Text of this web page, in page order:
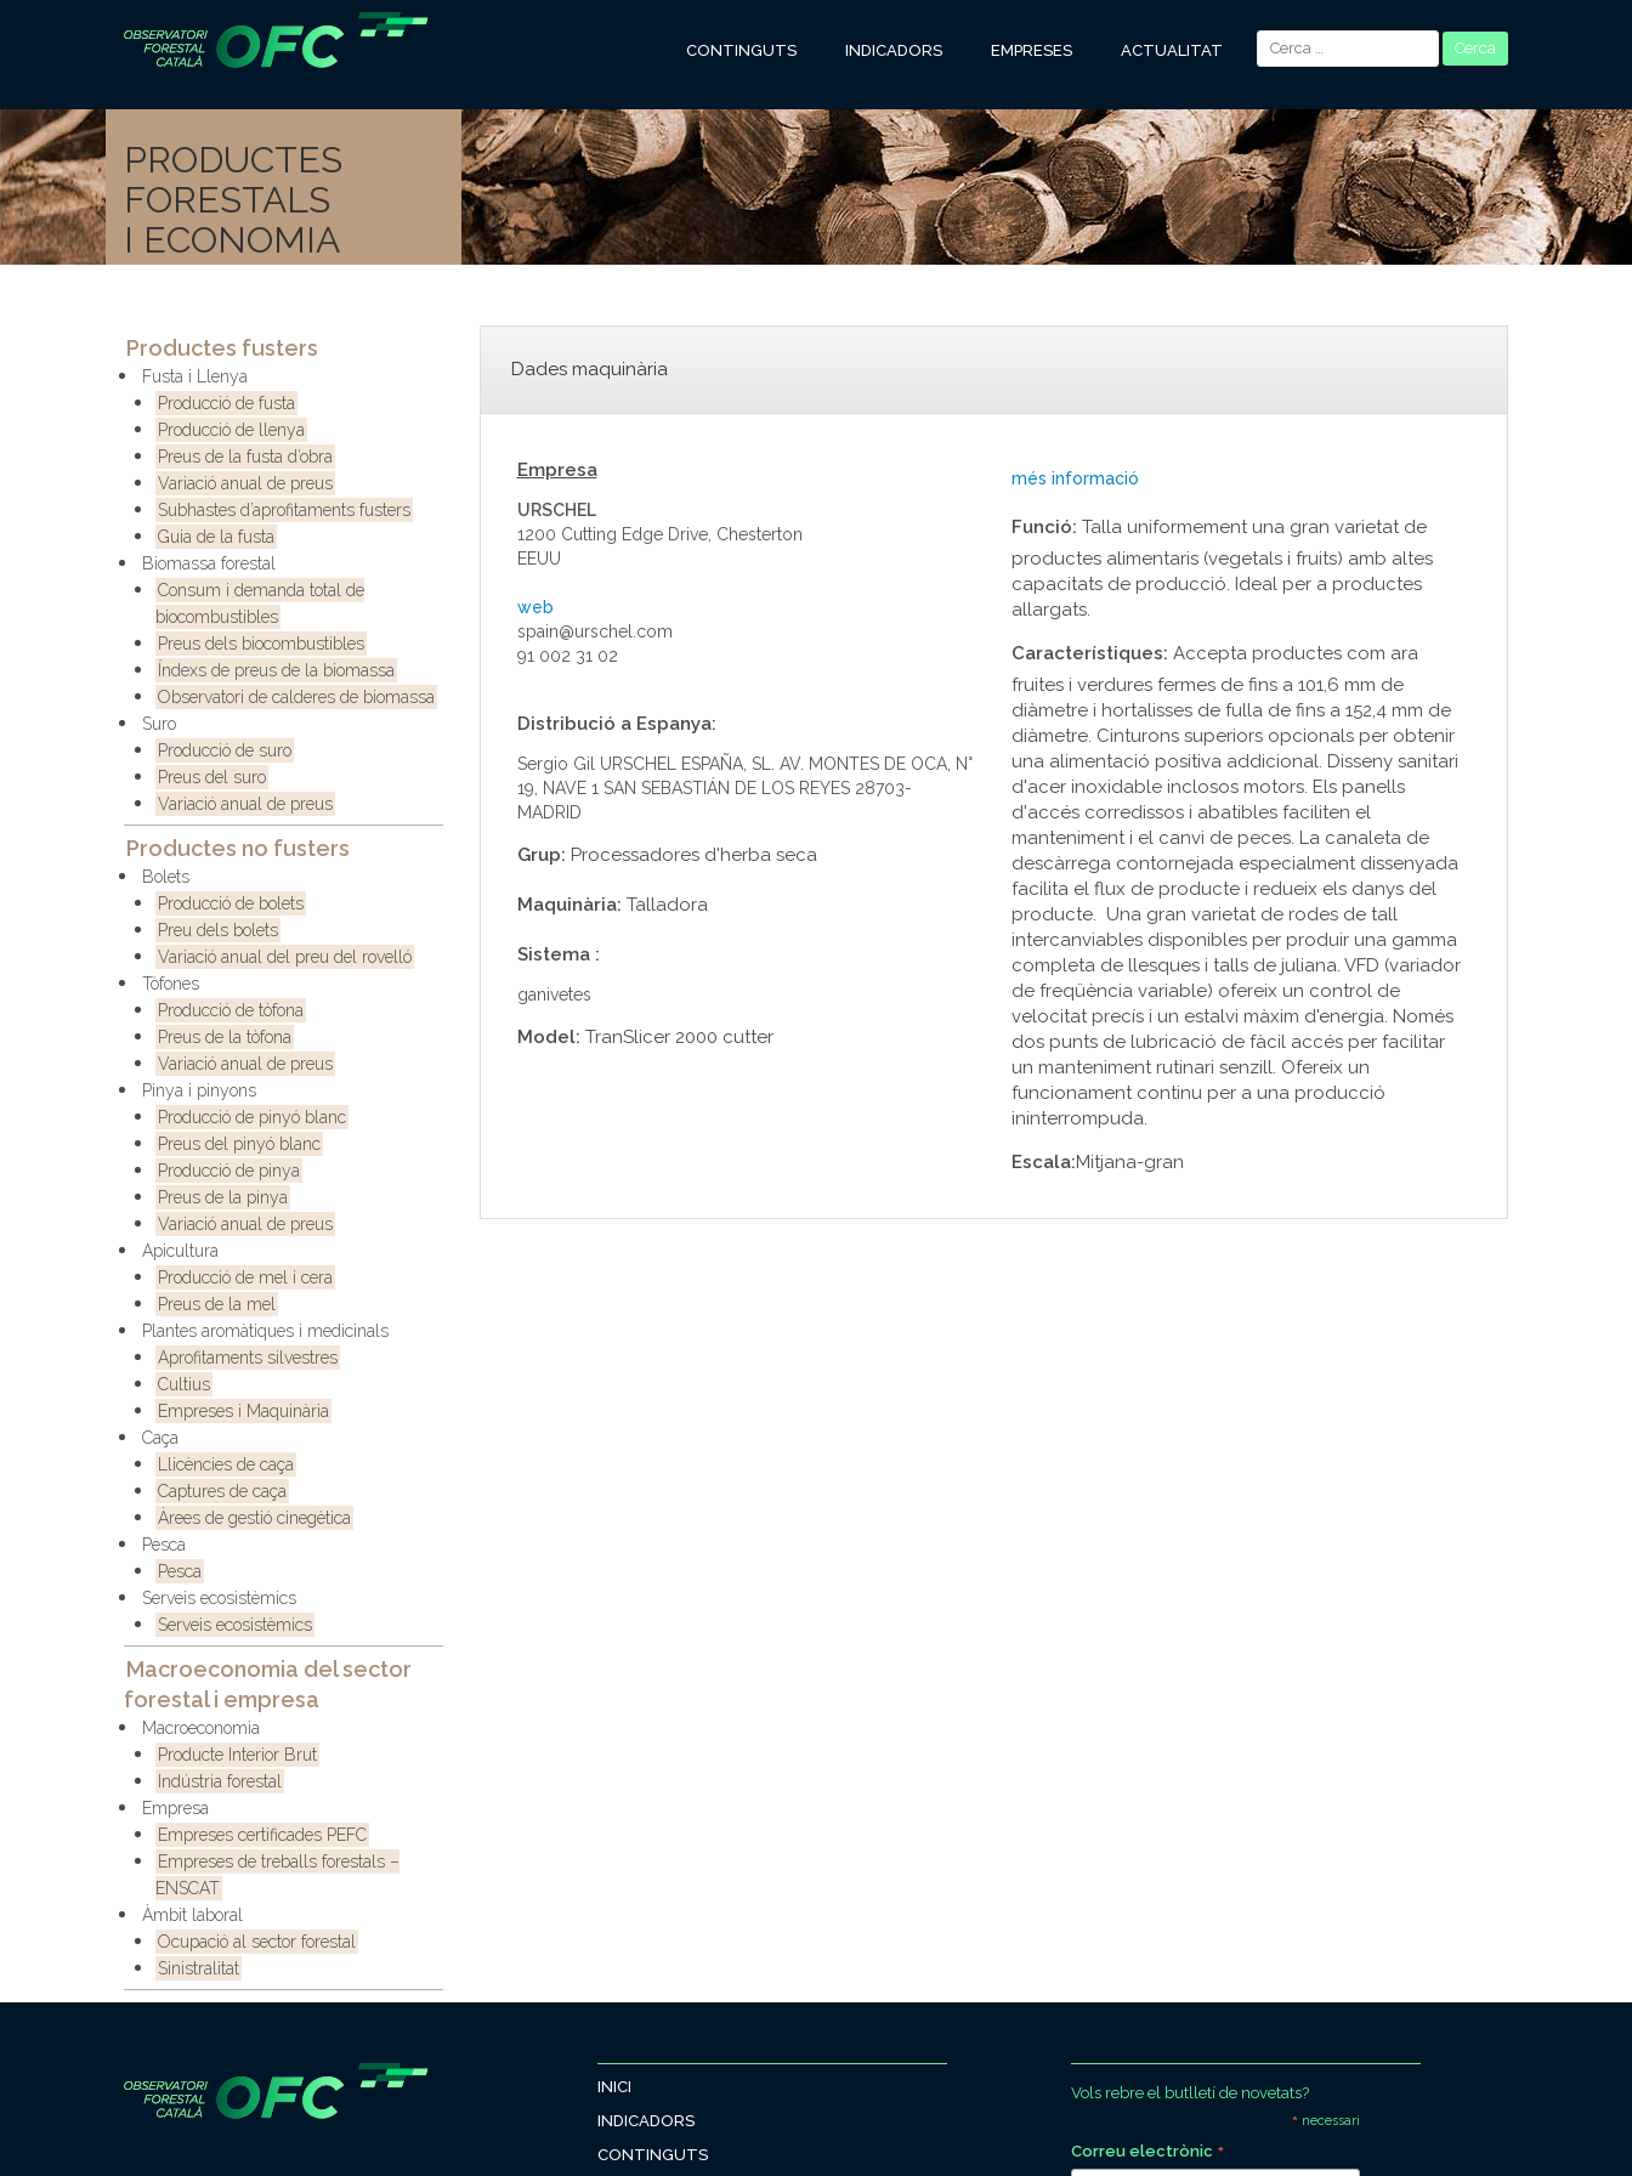
CONTINGUTS INDICADORS EMPRESES ACTUALITAT
PRODUCTES
FORESTALS
I ECONOMIA
Productes fusters
Fusta i Llenya
Producció de fusta
Producció de llenya
Preus de la fusta d’obra
Variació anual de preus
Subhastes d’aprofitaments fusters
Guia de la fusta
Biomassa forestal
Consum i demanda total de
biocombustibles
Preus dels biocombustibles
Índexs de preus de la biomassa
Observatori de calderes de biomassa
Suro
Producció de suro
Preus del suro
Variació anual de preus
Productes no fusters
Bolets
Producció de bolets
Preu dels bolets
Variació anual del preu del rovelló
Tòfones
Producció de tòfona
Preus de la tòfona
Variació anual de preus
Pinya i pinyons
Producció de pinyó blanc
Preus del pinyó blanc
Producció de pinya
Preus de la pinya
Variació anual de preus
Apicultura
Producció de mel i cera
Preus de la mel
Plantes aromàtiques i medicinals
Aprofitaments silvestres
Cultius
Empreses i Maquinària
Caça
Llicències de caça
Captures de caça
Àrees de gestió cinegètica
Pesca
Pesca
Serveis ecosistèmics
Serveis ecosistèmics
Macroeconomia del sector
forestal i empresa
Macroeconomia
Producte Interior Brut
Indústria forestal
Empresa
Empreses certificades PEFC
Empreses de treballs forestals –
ENSCAT
Àmbit laboral
Ocupació al sector forestal
Sinistralitat
Dades maquinària
Empresa
URSCHEL
1200 Cutting Edge Drive, Chesterton
EEUU
web
spain@urschel.com
91 002 31 02
Distribució a Espanya:
Sergio Gil URSCHEL ESPAÑA, SL. AV. MONTES DE OCA, N°
19, NAVE 1 SAN SEBASTIÁN DE LOS REYES 28703-
MADRID
Grup: Processadores d'herba seca
Maquinària: Talladora
Sistema :
ganivetes
Model: TranSlicer 2000 cutter
més informació
Funció: Talla uniformement una gran varietat de
productes alimentaris (vegetals i fruits) amb altes
capacitats de producció. Ideal per a productes
allargats.
Característiques: Accepta productes com ara
fruites i verdures fermes de fins a 101,6 mm de
diàmetre i hortalisses de fulla de fins a 152,4 mm de
diàmetre. Cinturons superiors opcionals per obtenir
una alimentació positiva addicional. Disseny sanitari
d'acer inoxidable inclosos motors. Els panells
d'accés corredissos i abatibles faciliten el
manteniment i el canvi de peces. La canaleta de
descàrrega contornejada especialment dissenyada
facilita el flux de producte i redueix els danys del
producte. Una gran varietat de rodes de tall
intercanviables disponibles per produir una gamma
completa de llesques i talls de juliana. VFD (variador
de freqüència variable) ofereix un control de
velocitat precís i un estalvi màxim d'energia. Només
dos punts de lubricació de fàcil accés per facilitar
un manteniment rutinari senzill. Ofereix un
funcionament continu per a una producció
ininterrompuda.
Escala:Mitjana-gran
INICI
INDICADORS
CONTINGUTS
Vols rebre el butlletí de novetats?
* necessari
Correu electrònic *